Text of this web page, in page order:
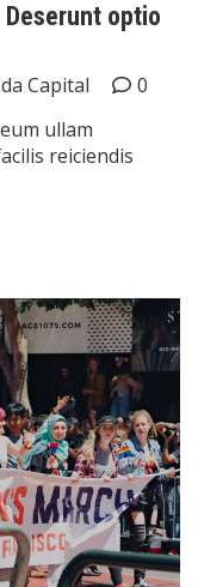
optio
Capital
0
ullam
reiciendis